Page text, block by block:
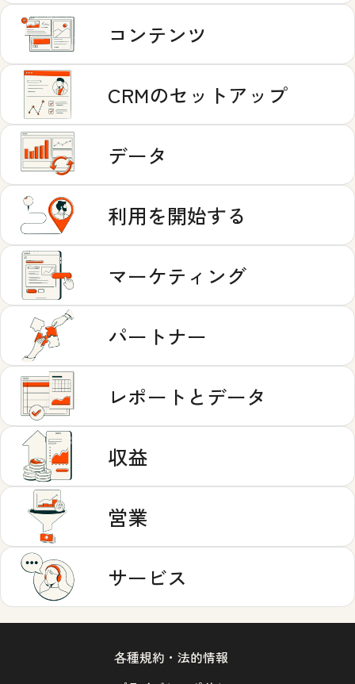
コンテンツ
CRMのセットアップ
データ
利用を開始する
マーケティング
パートナー
レポートとデータ
収益
営業
サービス
各種規約・法的情報